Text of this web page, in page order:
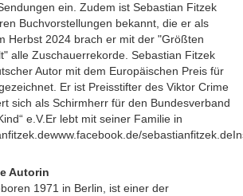
ein. Zudem ist Sebastian Fitzek
Buchvorstellungen bekannt, die er als
Herbst 2024 brach er mit der "Größten
alle Zuschauerrekorde. Sebastian Fitzek
Autor mit dem Europäischen Preis für
Er ist Preisstifter des Viktor Crime
sich als Schirmherr für den Bundesverband
e.V.Er lebt mit seiner Familie in
Autorin
1971 in Berlin, ist einer der